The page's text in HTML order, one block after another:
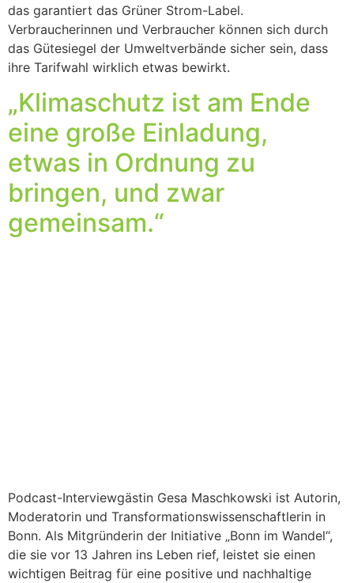
das garantiert das Grüner Strom-Label.
Verbraucherinnen und Verbraucher können sich durch
das Gütesiegel der Umweltverbände sicher sein, dass
ihre Tarifwahl wirklich etwas bewirkt.
„Klimaschutz ist am Ende
eine große Einladung,
etwas in Ordnung zu
bringen, und zwar
gemeinsam.“
Podcast-Interviewgästin Gesa Maschkowski ist Autorin,
Moderatorin und Transformationswissenschaftlerin in
Bonn. Als Mitgründerin der Initiative „Bonn im Wandel“,
die sie vor 13 Jahren ins Leben rief, leistet sie einen
wichtigen Beitrag für eine positive und nachhaltige